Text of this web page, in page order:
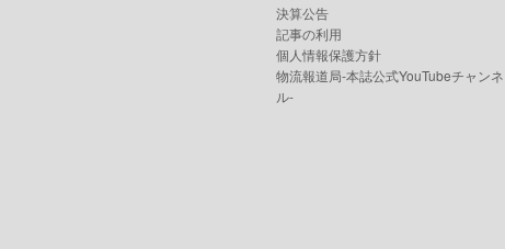
決算公告
記事の利用
個人情報保護方針
物流報道局-本誌公式YouTubeチャンネ
ル-